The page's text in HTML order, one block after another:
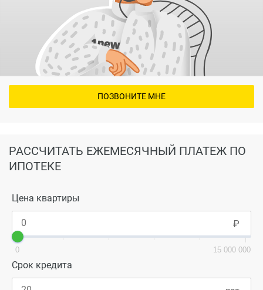
РАССЧИТАТЬ ЕЖЕМЕСЯЧНЫЙ ПЛАТЕЖ ПО
ИПОТЕКЕ
Цена квартиры
0 15 000 000
Срок кредита
ПОЗВОНИТЕ МНЕ